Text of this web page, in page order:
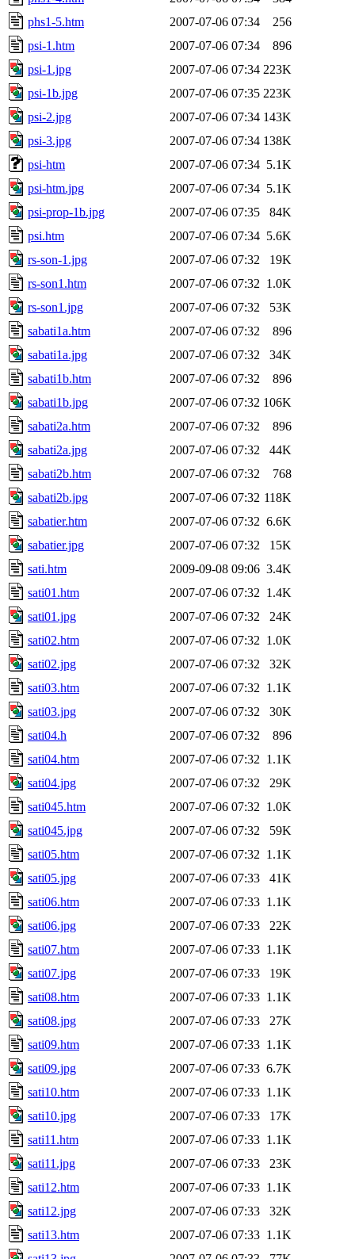
phs1-5.htm
2007-07-06 07:34
256
psi-1.htm
2007-07-06 07:34
896
psi-1.jpg
2007-07-06 07:34 223K
psi-1b.jpg
2007-07-06 07:35 223K
psi-2.jpg
2007-07-06 07:34 143K
psi-3.jpg
2007-07-06 07:34 138K
psi-htm
2007-07-06 07:34 5.1K
psi-htm.jpg
2007-07-06 07:34 5.1K
psi-prop-1b.jpg
2007-07-06 07:35
84K
psi.htm
2007-07-06 07:34 5.6K
rs-son-1.jpg
2007-07-06 07:32
19K
rs-son1.htm
2007-07-06 07:32 1.0K
rs-son1.jpg
2007-07-06 07:32
53K
sabati1a.htm
2007-07-06 07:32
896
sabati1a.jpg
2007-07-06 07:32
34K
sabati1b.htm
2007-07-06 07:32
896
sabati1b.jpg
2007-07-06 07:32 106K
sabati2a.htm
2007-07-06 07:32
896
sabati2a.jpg
2007-07-06 07:32
44K
sabati2b.htm
2007-07-06 07:32
768
sabati2b.jpg
2007-07-06 07:32 118K
sabatier.htm
2007-07-06 07:32 6.6K
sabatier.jpg
2007-07-06 07:32
15K
sati.htm
2009-09-08 09:06 3.4K
sati01.htm
2007-07-06 07:32 1.4K
sati01.jpg
2007-07-06 07:32
24K
sati02.htm
2007-07-06 07:32 1.0K
sati02.jpg
2007-07-06 07:32
32K
sati03.htm
2007-07-06 07:32 1.1K
sati03.jpg
2007-07-06 07:32
30K
sati04.h
2007-07-06 07:32
896
sati04.htm
2007-07-06 07:32 1.1K
sati04.jpg
2007-07-06 07:32
29K
sati045.htm
2007-07-06 07:32 1.0K
sati045.jpg
2007-07-06 07:32
59K
sati05.htm
2007-07-06 07:32 1.1K
sati05.jpg
2007-07-06 07:33
41K
sati06.htm
2007-07-06 07:33 1.1K
sati06.jpg
2007-07-06 07:33
22K
sati07.htm
2007-07-06 07:33 1.1K
sati07.jpg
2007-07-06 07:33
19K
sati08.htm
2007-07-06 07:33 1.1K
sati08.jpg
2007-07-06 07:33
27K
sati09.htm
2007-07-06 07:33 1.1K
sati09.jpg
2007-07-06 07:33 6.7K
sati10.htm
2007-07-06 07:33 1.1K
sati10.jpg
2007-07-06 07:33
17K
sati11.htm
2007-07-06 07:33 1.1K
sati11.jpg
2007-07-06 07:33
23K
sati12.htm
2007-07-06 07:33 1.1K
sati12.jpg
2007-07-06 07:33
32K
sati13.htm
2007-07-06 07:33 1.1K